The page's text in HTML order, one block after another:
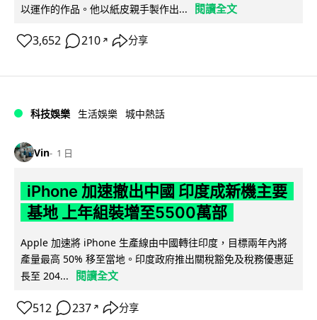
以運作的作品。他以紙皮親手製作出...
閱讀全文
3,652 210 ↗ 分享
科技娛樂 生活娛樂 城中熱話
Vin 1 日
iPhone 加速撤出中國 印度成新機主要
基地 上年組裝增至5500萬部
Apple 加速將 iPhone 生產線由中國轉往印度，目標兩年內將
產量最高 50% 移至當地。印度政府推出關稅豁免及稅務優惠延
長至 204...
閱讀全文
512 237 ↗ 分享